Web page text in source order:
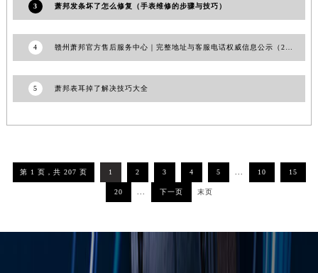
3 萧邦发条坏了怎么修复（手表维修的步骤与技巧）
4 赣州萧邦官方售后服务中心｜完整地址与客服电话权威信息公示（2026年7月更新）
5 萧邦表耳掉了解决技巧大全
第 1 页，共 207 页 1 2 3 4 5 ... 10 15
20 ... 下一页 末页